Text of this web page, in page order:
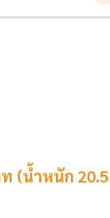
(น้ำหนัก 20.5